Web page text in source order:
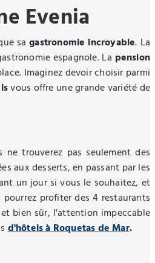
Evenia
sagastronomie incroyable. La
espagnole. La pension
Imaginez devoir choisir parmi
vous offre une grande variété de
trouverez pas seulement des
aux desserts, en passant par les
un jour si vous le souhaitez, et
pourrez profiter des 4 restaurants
bien sûr, l'attention impeccable
d'hôtels à Roquetas de Mar.